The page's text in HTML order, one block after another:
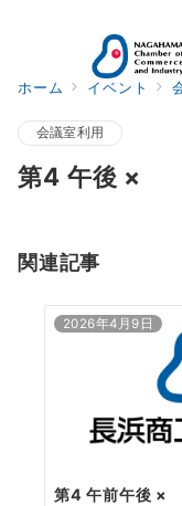
ホーム イベント
会議室利用
第4 午後 ×
関連記事
2026年4月9日
第4 午前午後 ×